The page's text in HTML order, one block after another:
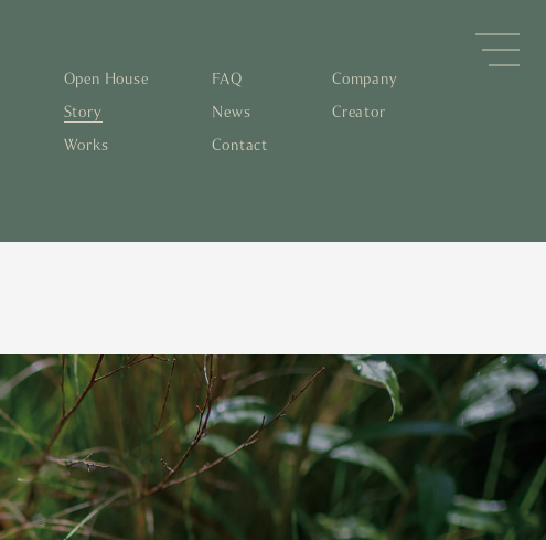
空き家とリノベーション
蓄熱するパッシブデザイン
家づくりの流れ
Open House
Story
Works
FAQ
News
Contact
Company
Creator